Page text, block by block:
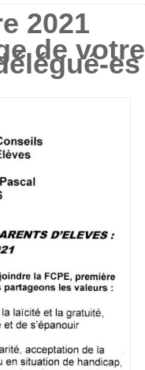
2021
de votre
es